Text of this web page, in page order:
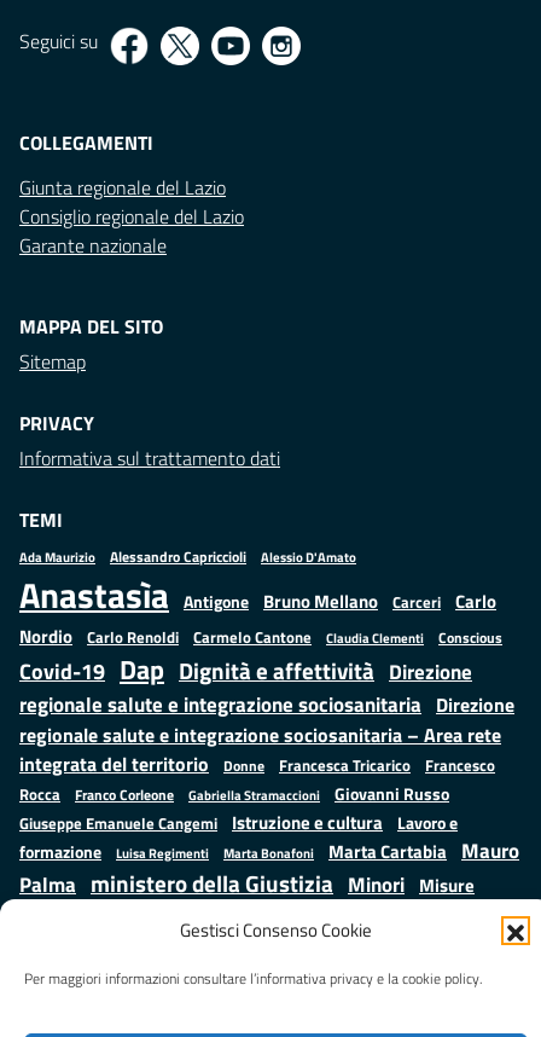
Gestisci Consenso Cookie
Per maggiori informazioni consultare l’informativa privacy e la cookie policy.
Seguici su
COLLEGAMENTI
Giunta regionale del Lazio
Consiglio regionale del Lazio
Garante nazionale
MAPPA DEL SITO
Sitemap
PRIVACY
Informativa sul trattamento dati
TEMI
Ada Maurizio Alessandro Capriccioli Alessio D'Amato
Anastasìa Antigone Bruno Mellano Carceri
Carlo
Nordio Carlo Renoldi Carmelo Cantone Claudia Clementi Conscious
Covid-19 Dap Dignità e affettività Direzione
regionale salute e integrazione sociosanitaria Direzione
regionale salute e integrazione sociosanitaria – Area rete
integrata del territorio
Donne Francesca Tricarico
Francesco
Rocca
Franco Corleone Gabriella Stramaccioni Giovanni Russo
Giuseppe Emanuele Cangemi Istruzione e cultura
Lavoro e
formazione
Luisa Regimenti Marta Bonafoni Marta Cartabia Mauro
Palma ministero della Giustizia Minori Misure
Salute Samuele Ciambriello
Sarah Grieco Sergio Mattarella Situazione in numeri